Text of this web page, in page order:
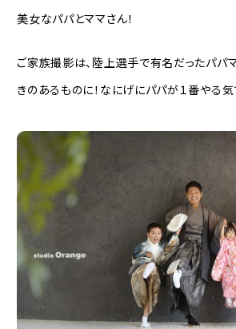
美女なパパとママさん！
ご家族撮影は、陸上選手で有名だったパパマ
きのあるものに！なにげにパパが１番やる気